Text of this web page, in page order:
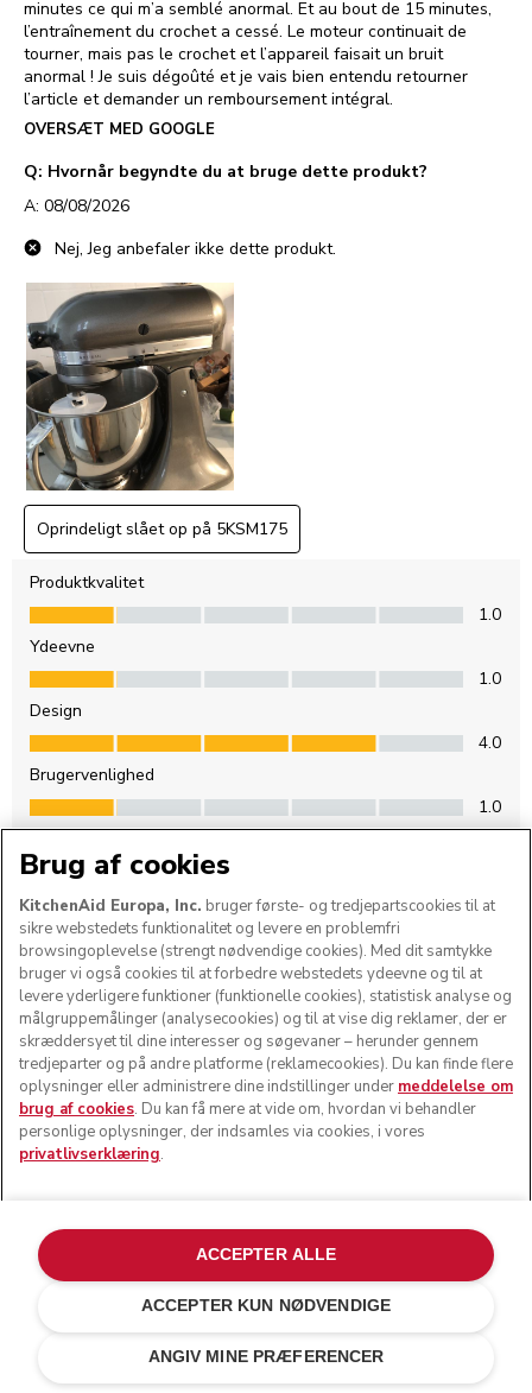
kr 4.999,00
Brug af cookies
KitchenAid Europa, Inc. bruger første- og tredjepartscookies til at
sikre webstedets funktionalitet og levere en problemfri
browsingoplevelse (strengt nødvendige cookies). Med dit samtykke
bruger vi også cookies til at forbedre webstedets ydeevne og til at
levere yderligere funktioner (funktionelle cookies), statistisk analyse og
målgruppemålinger (analysecookies) og til at vise dig reklamer, der er
skræddersyet til dine interesser og søgevaner – herunder gennem
tredjeparter og på andre platforme (reklamecookies). Du kan finde flere
oplysninger eller administrere dine indstillinger under meddelelse om
brug af cookies. Du kan få mere at vide om, hvordan vi behandler
personlige oplysninger, der indsamles via cookies, i vores
privatlivserklæring.
ANGIV MINE PRÆFERENCER
ACCEPTER KUN NØDVENDIGE
ACCEPTER ALLE